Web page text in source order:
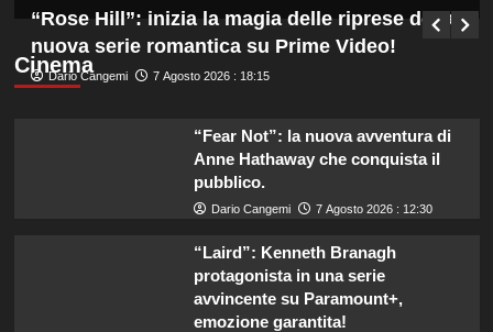
Cinema
“Rose Hill”: inizia la magia delle riprese della
nuova serie romantica su Prime Video!
Dario Cangemi 7 Agosto 2026 : 18:15
“Fear Not”: la nuova avventura di
Anne Hathaway che conquista il
pubblico.
Dario Cangemi 7 Agosto 2026 : 12:30
“Laird”: Kenneth Branagh
protagonista in una serie
avvincente su Paramount+,
emozione garantita!